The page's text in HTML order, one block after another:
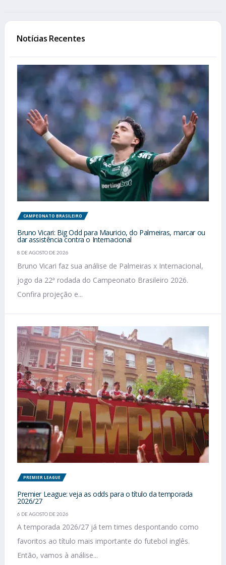
Notícias Recentes
CAMPEONATO BRASILEIRO
Bruno Vicari: Big Odd para Mauricio, do Palmeiras, marcar ou
dar assistência contra o Internacional
8 DE AGOSTO DE 2026
Bruno Vicari faz sua análise de Palmeiras x Internacional,
jogo da 22ª rodada do Campeonato Brasileiro 2026.
Confira projeção e...
PREMIER LEAGUE
Premier League: veja as odds para o título da temporada
2026/27
6 DE AGOSTO DE 2026
A temporada 2026/27 já tem times despontando como
favoritos ao título mais importante do futebol inglês.
Então, vamos à análise...